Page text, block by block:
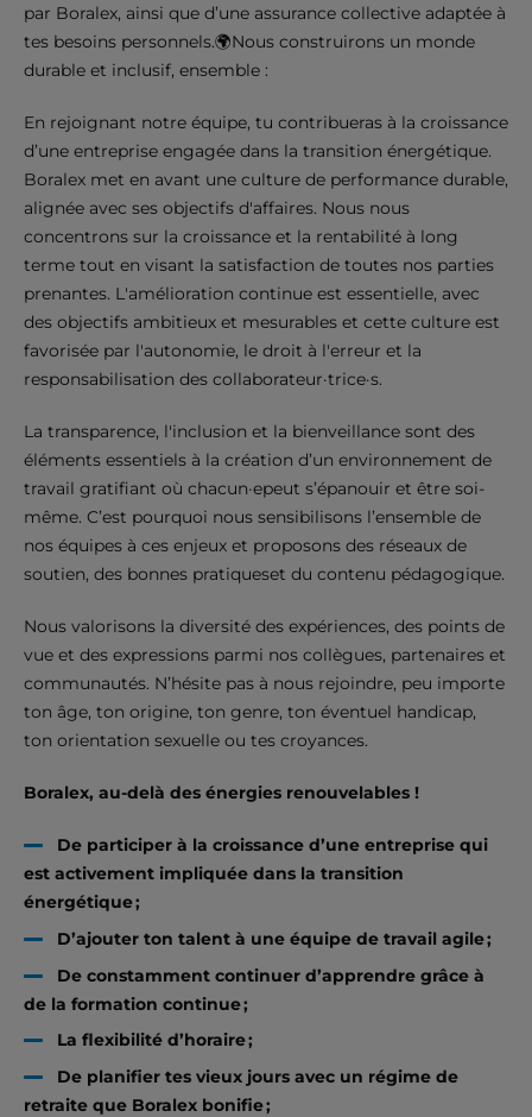
par Boralex, ainsi que d’une assurance collective adaptée à
tes besoins personnels.🌍Nous construirons un monde
durable et inclusif, ensemble :
En rejoignant notre équipe, tu contribueras à la croissance
d’une entreprise engagée dans la transition énergétique.
Boralex met en avant une culture de performance durable,
alignée avec ses objectifs d'affaires. Nous nous
concentrons sur la croissance et la rentabilité à long
terme tout en visant la satisfaction de toutes nos parties
prenantes. L'amélioration continue est essentielle, avec
des objectifs ambitieux et mesurables et cette culture est
favorisée par l'autonomie, le droit à l'erreur et la
responsabilisation des collaborateur·trice·s.
La transparence, l'inclusion et la bienveillance sont des
éléments essentiels à la création d’un environnement de
travail gratifiant où chacun·epeut s’épanouir et être soi-
même. C’est pourquoi nous sensibilisons l’ensemble de
nos équipes à ces enjeux et proposons des réseaux de
soutien, des bonnes pratiqueset du contenu pédagogique.
Nous valorisons la diversité des expériences, des points de
vue et des expressions parmi nos collègues, partenaires et
communautés. N’hésite pas à nous rejoindre, peu importe
ton âge, ton origine, ton genre, ton éventuel handicap,
ton orientation sexuelle ou tes croyances.
Boralex, au-delà des énergies renouvelables !
De participer à la croissance d’une entreprise qui
est activement impliquée dans la transition
énergétique ;
D’ajouter ton talent à une équipe de travail agile ;
De constamment continuer d’apprendre grâce à
de la formation continue ;
La flexibilité d’horaire ;
De planifier tes vieux jours avec un régime de
retraite que Boralex bonifie ;